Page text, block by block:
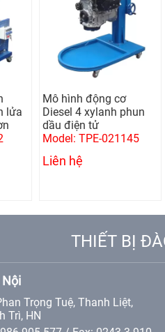
lửa
Mô hình động cơ
Diesel 4 xylanh phun
dầu điện tử
Model: TPE-021145
Liên hệ
THIẾT BỊ
Nội
Trọng Tuệ, Thanh Liệt,
Trì, HN